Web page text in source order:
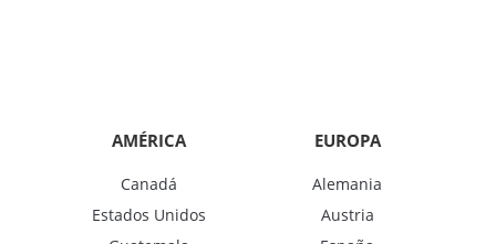
AMÉRICA
Canadá
Estados Unidos
EUROPA
Alemania
Austria